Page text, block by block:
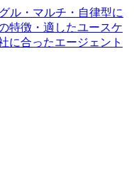
ル・マルチ・自律型に
特徴・適したユースケ
に合ったエージェント